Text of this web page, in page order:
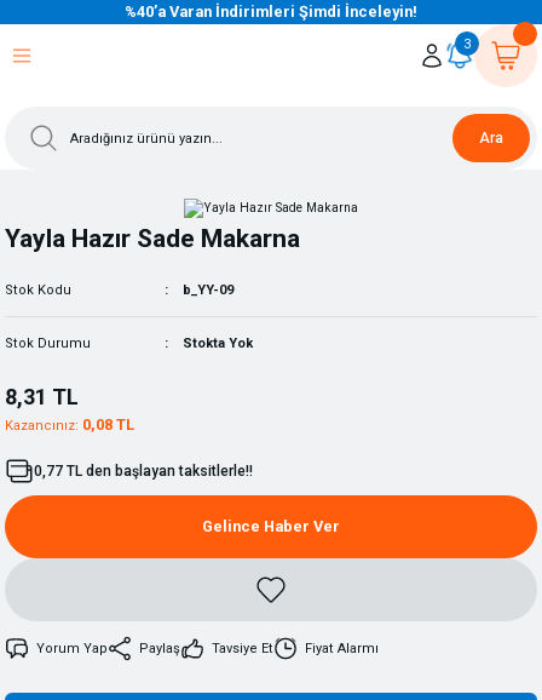
%40’a Varan İndirimleri Şimdi İnceleyin!
Ara
3
Yayla Hazır Sade Makarna
Stok Kodu b_YY-09
Stok Durumu Stokta Yok
8,31 TL
Kazancınız: 0,08 TL
0,77 TL den başlayan taksitlerle!!
Gelince Haber Ver
Yorum Yap Paylaş Tavsiye Et Fiyat Alarmı